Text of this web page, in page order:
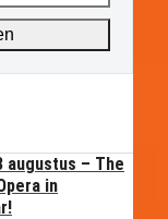
augustus – The
in